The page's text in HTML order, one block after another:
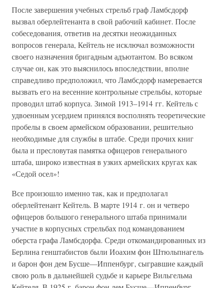
После завершения учебных стрельб граф Ламбсдорф
вызвал оберлейтенанта в свой рабочий кабинет. После
собеседования, ответив на десятки неожиданных
вопросов генерала, Кейтель не исключал возможности
своего назначения бригадным адъютантом. Во всяком
случае он, как это выяснилось впоследствии, вполне
справедливо предположил, что Ламбсдорф намеревается
вызвать его на весенние контрольные стрельбы, которые
проводил штаб корпуса. Зимой 1913–1914 гг. Кейтель с
удвоенным усердием принялся восполнять теоретические
пробелы в своем армейском образовании, решительно
необходимые для службы в штабе. Среди прочих книг
была и пресловутая памятка офицеров генерального
штаба, широко известная в узких армейских кругах как
«Седой осел»!
Все произошло именно так, как и предполагал
оберлейтенант Кейтель. В марте 1914 г. он и четверо
офицеров большого генерального штаба принимали
участие в корпусных стрельбах под командованием
оберста графа Ламбсдорфа. Среди откомандированных из
Берлина генштабистов были Иоахим фон Штюльпнагель
и барон фон дем Бусше—Иппенбург, сыгравшие каждый
свою роль в дальнейшей судьбе и карьере Вильгельма